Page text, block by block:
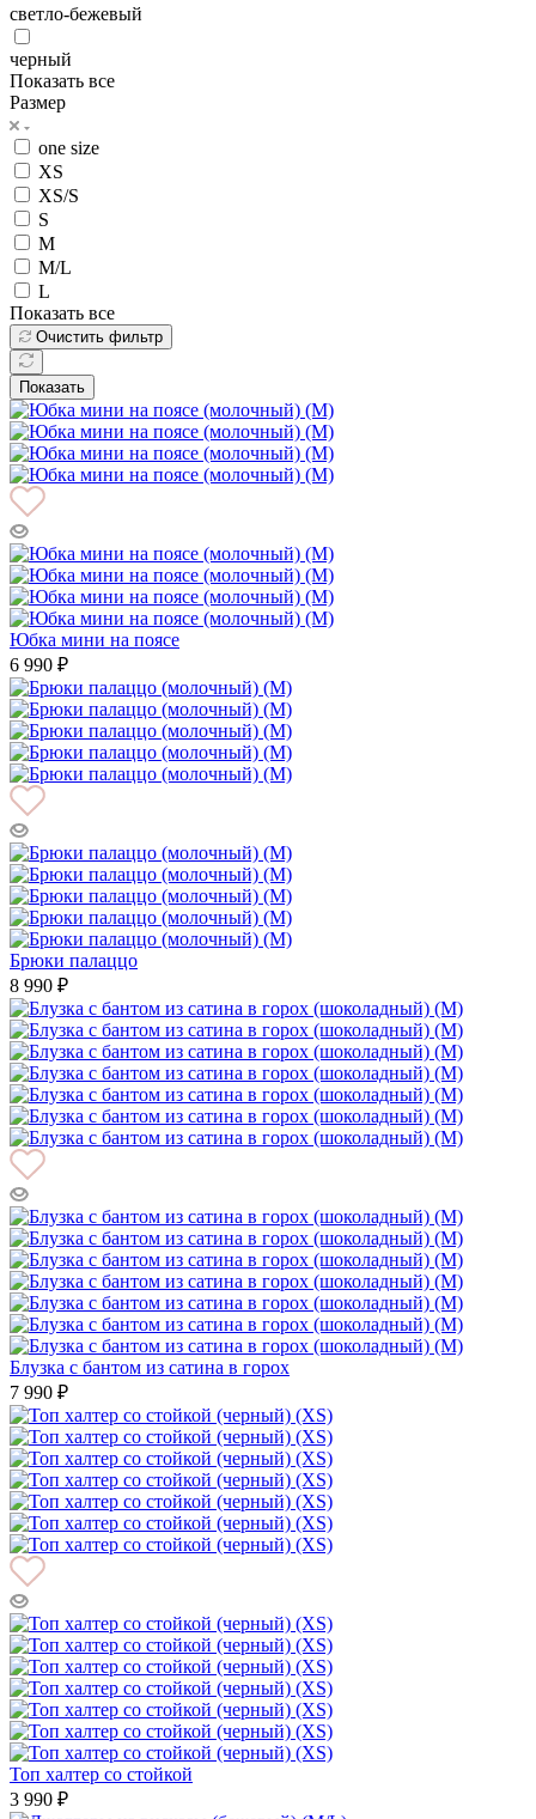
светло-бежевый
черный
Показать все
Размер
one size
XS
XS/S
S
M
M/L
L
Показать все
Очистить фильтр
Показать
Юбка мини на поясе
6 990 ₽
Брюки палаццо
8 990 ₽
Блузка с бантом из сатина в горох
7 990 ₽
Топ халтер со стойкой
3 990 ₽